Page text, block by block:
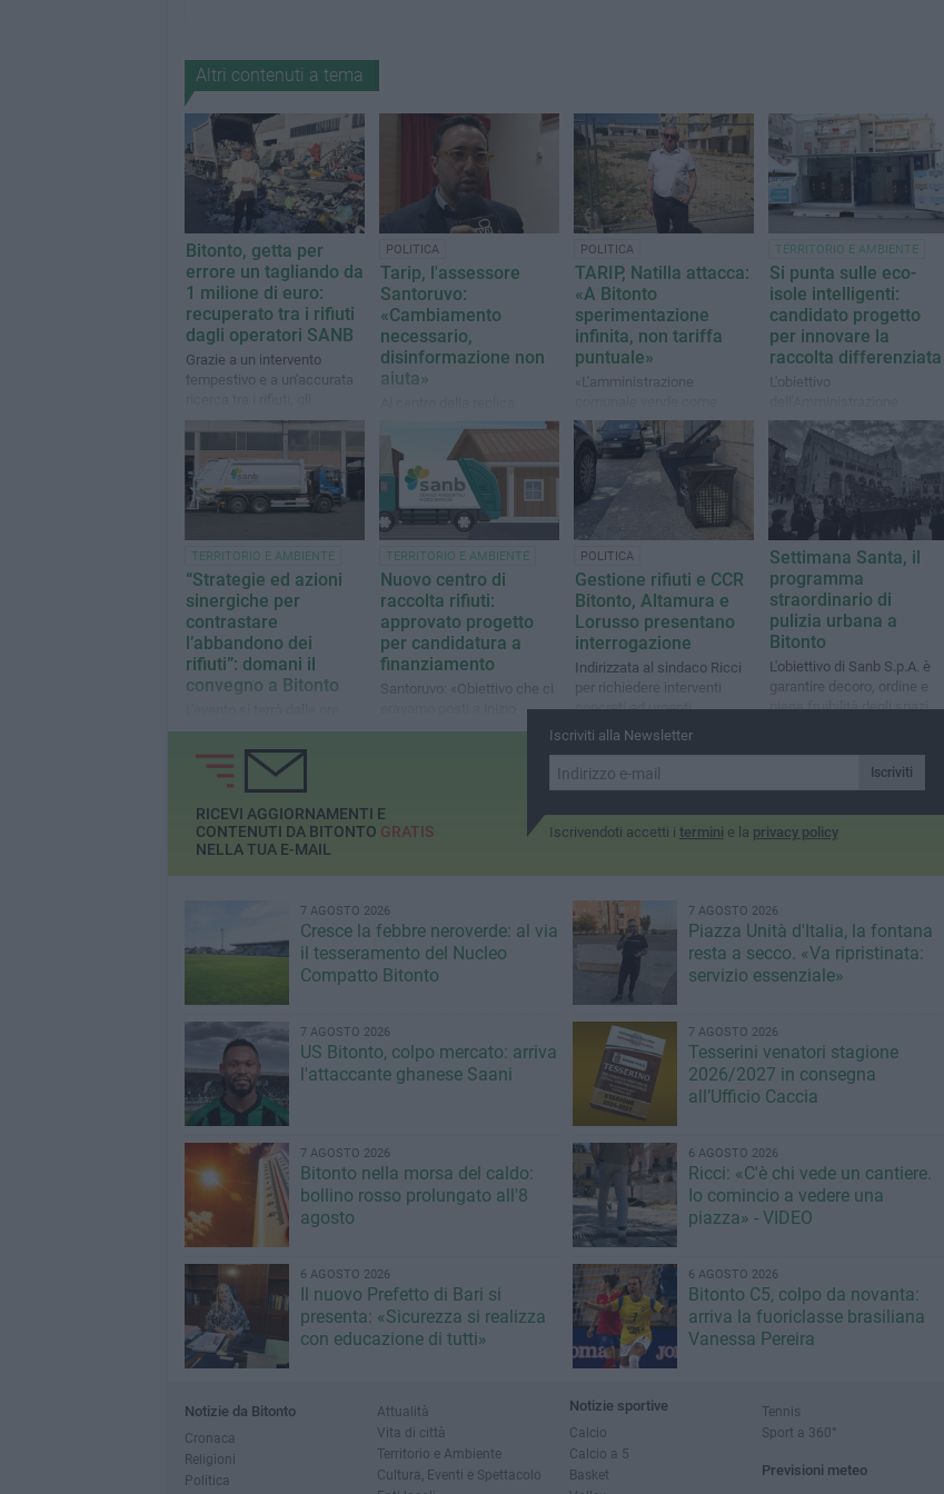
Altri contenuti a tema
Bitonto, getta per
errore un tagliando da
1 milione di euro:
recuperato tra i rifiuti
dagli operatori SANB
Grazie a un intervento
tempestivo e a un'accurata
operatori sono riusciti a
restituirlo al legittimo
proprietario
POLITICA
Tarip, l'assessore
Santoruvo:
«Cambiamento
necessario,
disinformazione non
aiuta»
del conferimento del secco
residuo nel mastello
marrone
POLITICA
TARIP, Natilla attacca:
«A Bitonto
sperimentazione
infinita, non tariffa
puntuale»
«L'amministrazione
"gradualità" quello che in
realtà è un ritardo cronico e
una palese impreparazione
TERRITORIO E AMBIENTE
Si punta sulle eco-
isole intelligenti:
candidato progetto
per innovare la
raccolta differenziata
L'obiettivo
comunale è introdurre nuove
soluzioni a supporto della
raccolta dei rifiuti
TERRITORIO E AMBIENTE
“Strategie ed azioni
sinergiche per
contrastare
l’abbandono dei
rifiuti”: domani il
convegno a Bitonto
9:30 presso la Sala degli
Specchi di Palazzo Gentile
TERRITORIO E AMBIENTE
Nuovo centro di
raccolta rifiuti:
approvato progetto
per candidatura a
finanziamento
Santoruvo: «Obiettivo che ci
mandato: ora attendiamo
POLITICA
Gestione rifiuti e CCR
Bitonto, Altamura e
Lorusso presentano
interrogazione
Indirizzata al sindaco Ricci
per richiedere interventi
concreti ed urgenti
Settimana Santa, il
programma
straordinario di
pulizia urbana a
Bitonto
L'obiettivo di Sanb S.p.A. è
garantire decoro, ordine e
piena fruibilità degli spazi
Iscriviti alla Newsletter
Iscriviti
Iscrivendoti accetti i termini e la privacy policy
RICEVI AGGIORNAMENTI E
CONTENUTI DA BITONTO GRATIS
NELLA TUA E-MAIL
7 AGOSTO 2026
Cresce la febbre neroverde: al via
il tesseramento del Nucleo
Compatto Bitonto
7 AGOSTO 2026
Piazza Unità d'Italia, la fontana
resta a secco. «Va ripristinata:
servizio essenziale»
7 AGOSTO 2026
US Bitonto, colpo mercato: arriva
l'attaccante ghanese Saani
7 AGOSTO 2026
Tesserini venatori stagione
2026/2027 in consegna
all’Ufficio Caccia
7 AGOSTO 2026
Bitonto nella morsa del caldo:
bollino rosso prolungato all'8
agosto
6 AGOSTO 2026
Ricci: «C'è chi vede un cantiere.
Io comincio a vedere una
piazza» - VIDEO
6 AGOSTO 2026
Il nuovo Prefetto di Bari si
presenta: «Sicurezza si realizza
con educazione di tutti»
6 AGOSTO 2026
Bitonto C5, colpo da novanta:
arriva la fuoriclasse brasiliana
Vanessa Pereira
Notizie da Bitonto
Cronaca
Religioni
Politica
Attualità
Vita di città
Territorio e Ambiente
Cultura, Eventi e Spettacolo
Notizie sportive
Calcio
Calcio a 5
Basket
Tennis
Sport a 360°
Previsioni meteo